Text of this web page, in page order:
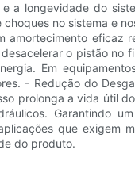
a longevidade do
no sistema e
eficaz
o pistão no
Em
- Redução do
prolonga a vida útil
Garantindo
que exigem
do produto.